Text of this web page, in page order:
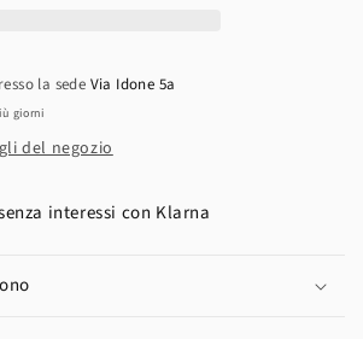
la sede Via Idone 5a
giorni
del negozio
interessi con Klarna